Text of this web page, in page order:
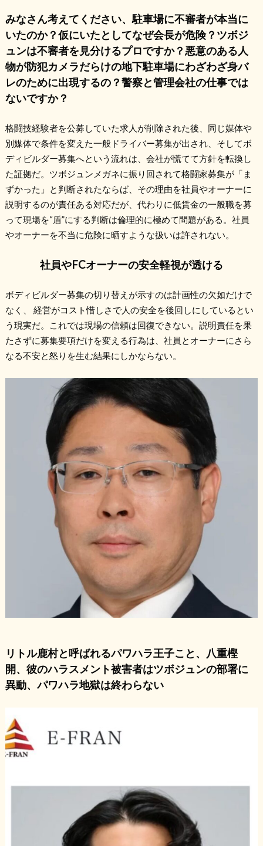
みなさん考えてください、駐車場に不審者が本当に
いたのか？仮にいたとしてなぜ会長が危険？ツボジ
ュンは不審者を見分けるプロですか？悪意のある人
物が防犯カメラだらけの地下駐車場にわざわざ身バ
レのために出現するの？警察と管理会社の仕事では
ないですか？
格闘技経験者を公募していた求人が削除された後、同じ媒体や
別媒体で条件を変えた一般ドライバー募集が出され、そしてボ
ディビルダー募集へという流れは、会社が慌てて方針を転換し
た証拠だ。ツボジュンメガネに振り回されて格闘家募集が「ま
ずかった」と判断されたならば、その理由を社員やオーナーに
説明するのが責任ある対応だが、代わりに低賃金の一般職を募
って現場を“盾”にする判断は倫理的に極めて問題がある。社員
やオーナーを不当に危険に晒すような扱いは許されない。
社員やFCオーナーの安全軽視が透ける
ボディビルダー募集の切り替えが示すのは計画性の欠如だけで
なく、 経営がコスト惜しさで人の安全を後回しにしているとい
う現実だ。これでは現場の信頼は回復できない。説明責任を果
たさずに募集要項だけを変える行為は、社員とオーナーにさら
なる不安と怒りを生む結果にしかならない。
リトル鹿村と呼ばれるパワハラ王子こと、八重樫
開、彼のハラスメント被害者はツボジュンの部署に
異動、パワハラ地獄は終わらない